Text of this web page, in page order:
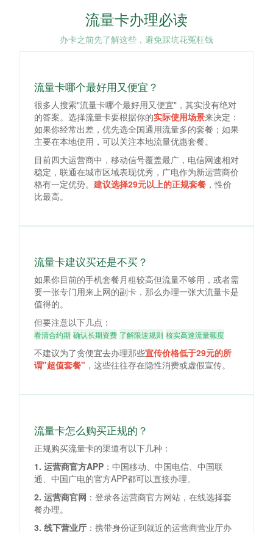
流量卡办理必读
办卡之前先了解这些，避免踩坑花冤枉钱
流量卡哪个最好用又便宜？
很多人搜索"流量卡哪个最好用又便宜"，其实没有绝对
的答案。选择流量卡要根据你的实际使用场景来决定：
如果你经常出差，优先选全国通用流量多的套餐；如果
主要在本地使用，可以关注本地流量优惠套餐。
目前四大运营商中，移动信号覆盖最广，电信网速相对
稳定，联通在城市区域表现优秀，广电作为新运营商价
格有一定优势。 建议选择29元以上的正规套餐 ，性价
比最高。
流量卡建议买还是不买？
如果你目前的手机套餐月租较高但流量不够用，或者需
要一张专门用来上网的副卡，那么办理一张大流量卡是
值得的。
但要注意以下几点：
看清合约期 确认长期资费 了解限速规则 核实高速流量额度
不建议为了贪便宜去办理那些宣传价格低于29元的所
谓"超值套餐" ，这些往往存在隐性消费或虚假宣传。
流量卡怎么购买正规的？
正规购买流量卡的渠道有以下几种：
1. 运营商官方APP ：中国移动、中国电信、中国联
通、中国广电的官方APP都可以直接办理。
2. 运营商官网 ：登录各运营商官方网站，在线选择套
餐办理。
3. 线下营业厅 ：携带身份证到就近的运营商营业厅办